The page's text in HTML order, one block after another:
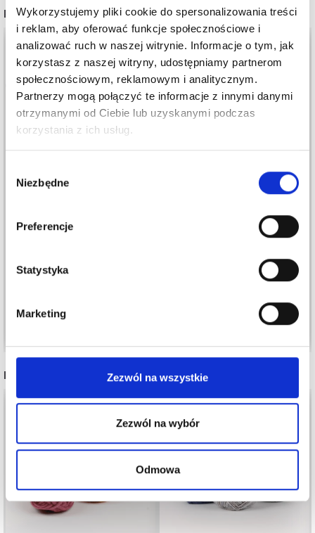
Wykorzystujemy pliki cookie do spersonalizowania treści
i reklam, aby oferować funkcje społecznościowe i
analizować ruch w naszej witrynie. Informacje o tym, jak
korzystasz z naszej witryny, udostępniamy partnerom
społecznościowym, reklamowym i analitycznym.
Partnerzy mogą połączyć te informacje z innymi danymi
otrzymanymi od Ciebie lub uzyskanymi podczas
korzystania z ich usług.
zgody
Niezbędne
Preferencje
Statystyka
Marketing
Zezwól na wszystkie
Zezwól na wybór
Odmowa
POPULARNE ALTERNATYWY
HEIRLOOM ZESTAW
WYMIENNYCH (13 CM)
682,00 zł
Dodaj do koszyka
LANTERN MOON
CHARM ZESTAW
WYMIENNYCH (13 CM)
364,00 zł
Dodaj do koszyka
INNI TEŻ WIDZIELI
26%Promocja